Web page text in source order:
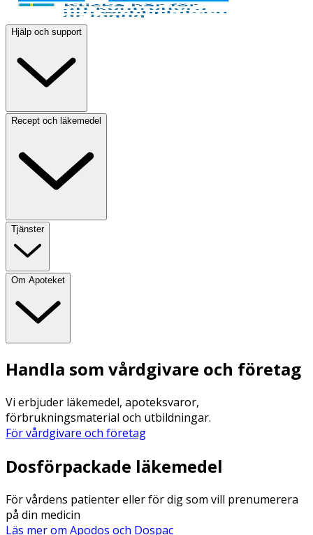
Hjälp och support
Recept och läkemedel
Tjänster
Om Apoteket
Handla som vårdgivare och företag
Vi erbjuder läkemedel, apoteksvaror,
förbrukningsmaterial och utbildningar.
För vårdgivare och företag
Dosförpackade läkemedel
För vårdens patienter eller för dig som vill prenumerera
på din medicin
Läs mer om Apodos och Dospac